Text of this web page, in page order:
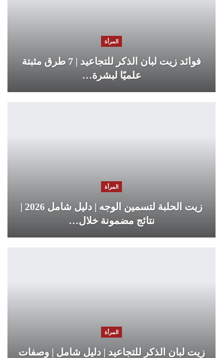
المرأة
فوائد زيت لبان الذكر للتجاعيد | 7 طرق مثبتة
علميًا لبشرة…
المرأة
زيت الحلبة لتسمين الوجه | دليل شامل 2026 |
نتائج مضمونة خلال…
المرأة
زيت لبان الذكر للتجاعيد | دليل شامل | وصفات